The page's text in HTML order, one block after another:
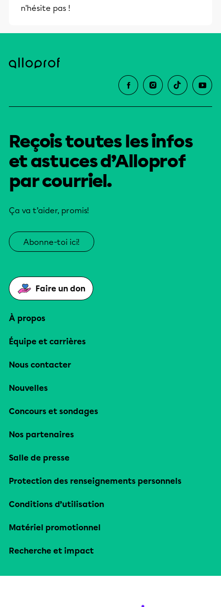
n'hésite pas !
Reçois toutes les infos
et astuces d’Alloprof
par courriel.
Ça va t’aider, promis!
Abonne-toi ici!
Faire un don
À propos
Équipe et carrières
Nous contacter
Nouvelles
Concours et sondages
Nos partenaires
Salle de presse
Protection des renseignements personnels
Conditions d’utilisation
Matériel promotionnel
Recherche et impact